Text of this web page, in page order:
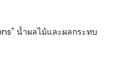
น้ำผลไม้และผลกระทบ